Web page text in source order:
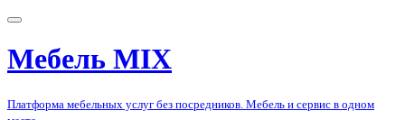
Мебель MIX
Платформа мебельных услуг без посредников. Мебель и сервис в одном